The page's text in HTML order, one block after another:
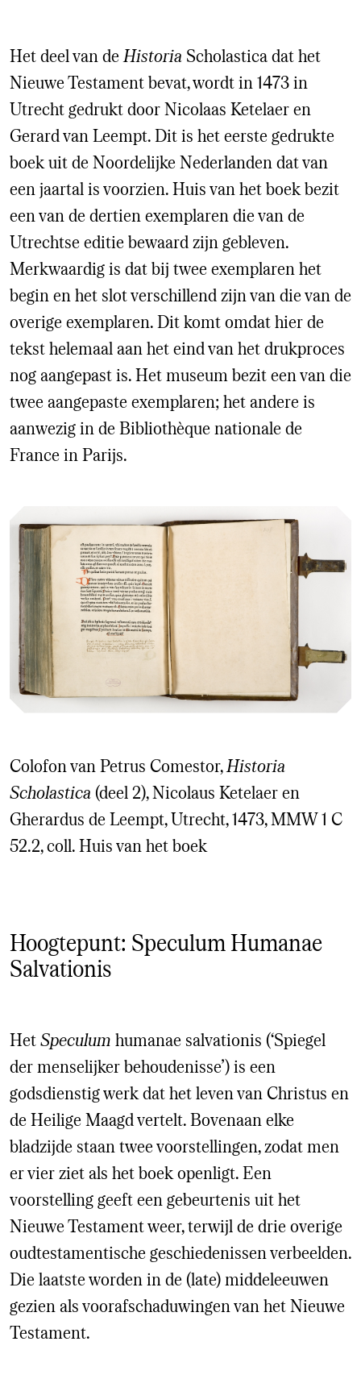
Het deel van de Historia Scholastica dat het
Nieuwe Testament bevat, wordt in 1473 in
Utrecht gedrukt door Nicolaas Ketelaer en
Gerard van Leempt. Dit is het eerste gedrukte
boek uit de Noordelijke Nederlanden dat van
een jaartal is voorzien. Huis van het boek bezit
een van de dertien exemplaren die van de
Utrechtse editie bewaard zijn gebleven.
Merkwaardig is dat bij twee exemplaren het
begin en het slot verschillend zijn van die van de
overige exemplaren. Dit komt omdat hier de
tekst helemaal aan het eind van het drukproces
nog aangepast is. Het museum bezit een van die
twee aangepaste exemplaren; het andere is
aanwezig in de Bibliothèque nationale de
France in Parijs.
Colofon van Petrus Comestor, Historia
Scholastica (deel 2), Nicolaus Ketelaer en
Gherardus de Leempt, Utrecht, 1473, MMW 1 C
52.2, coll. Huis van het boek
Hoogtepunt: Speculum Humanae
Salvationis
HetSpeculum humanae salvationis (‘Spiegel
der menselijker behoudenisse’) is een
godsdienstig werk dat het leven van Christus en
de Heilige Maagd vertelt. Bovenaan elke
bladzijde staan twee voorstellingen, zodat men
er vier ziet als het boek openligt. Een
voorstelling geeft een gebeurtenis uit het
Nieuwe Testament weer, terwijl de drie overige
oudtestamentische geschiedenissen verbeelden.
Die laatste worden in de (late) middeleeuwen
gezien als voorafschaduwingen van het Nieuwe
Testament.